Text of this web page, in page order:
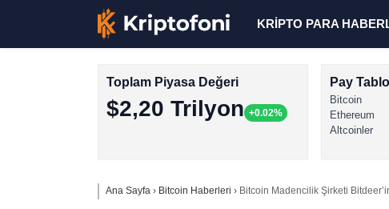
KRİPTO PARA
Toplam Piyasa Değeri
$2,20 Trilyon +0.02%
Pay
Bitcoin
Ethereum
Altcoinler
Ana Sayfa › Bitcoin Haberleri › Bitcoin Madencilik Şirketi